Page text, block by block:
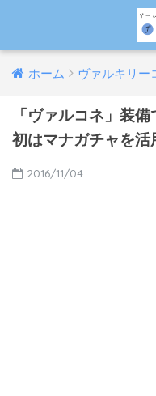
ホーム ヴァルキリー
「ヴァルコネ」装
初はマナガチャを活
2016/11/04